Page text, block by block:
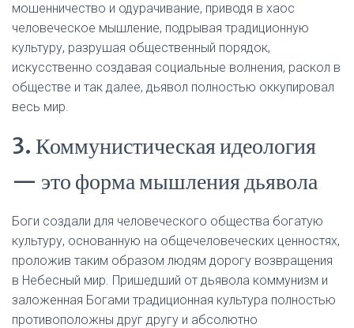
мошенничество и одурачивание, приводя в хаос
человеческое мышление, подрывая традиционную
культуру, разрушая общественный порядок,
искусственно создавая социальные волнения, раскол в
обществе и так далее, дьявол полностью оккупировал
весь мир.
3. Коммунистическая идеология
— это форма мышления дьявола
Боги создали для человеческого общества богатую
культуру, основанную на общечеловеческих ценностях,
проложив таким образом людям дорогу возвращения
в Небесный мир. Пришедший от дьявола коммунизм и
заложенная Богами традиционная культура полностью
противоположны друг другу и абсолютно